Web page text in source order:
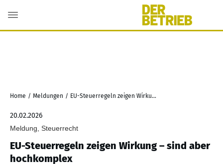
Home / Meldungen / EU-Steuerregeln zeigen Wirkung – sind aber hochkomplex
20.02.2026
Meldung, Steuerrecht
EU-Steuerregeln zeigen Wirkung – sind aber
hochkomplex